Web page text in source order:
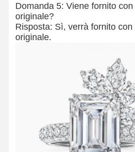
Visita Della
Fabbrica
Controllo
Blog
Anelli di diamanti da 18K
Braccialetto in oro 18KT
Collare per ciondolo da 18K
Domanda 5: Viene fornito
originale?
Risposta: Sì, verrà fornito con
originale.